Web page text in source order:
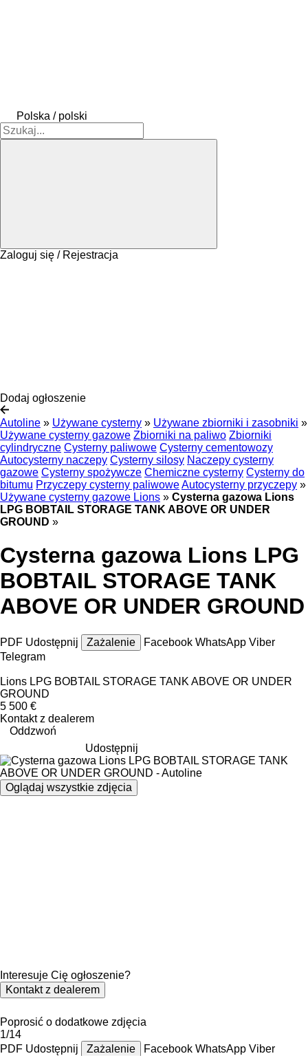
Polska / polski
Zaloguj się / Rejestracja
Dodaj ogłoszenie
Autoline » Używane cysterny » Używane zbiorniki i zasobniki »
Używane cysterny gazowe Zbiorniki na paliwo Zbiorniki
cylindryczne Cysterny paliwowe Cysterny cementowozy
Autocysterny naczepy Cysterny silosy Naczepy cysterny
gazowe Cysterny spożywcze Chemiczne cysterny Cysterny do
bitumu Przyczepy cysterny paliwoweAutocysterny przyczepy »
Używane cysterny gazowe Lions » Cysterna gazowa Lions
LPG BOBTAIL STORAGE TANK ABOVE OR UNDER
GROUND »
Cysterna gazowa Lions LPG
BOBTAIL STORAGE TANK
ABOVE OR UNDER GROUND
PDF Udostępnij Zażalenie Facebook WhatsApp Viber
Telegram
Lions LPG BOBTAIL STORAGE TANK ABOVE OR UNDER
GROUND
5 500 €
Kontakt z dealerem
Oddzwoń
Udostępnij
Oglądaj wszystkie zdjęcia
Interesuje Cię ogłoszenie?
Kontakt z dealerem
Poprosić o dodatkowe zdjęcia
1/14
PDF Udostępnij Zażalenie Facebook WhatsApp Viber